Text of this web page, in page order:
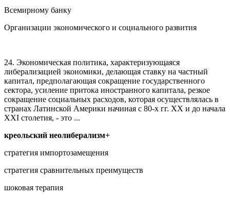
Всемирному банку
Организации экономического и социального развития
24. Экономическая политика, характеризующаяся
либерализацией экономики, делающая ставку на частный
капитал, предполагающая сокращение государственного
сектора, усиление притока иностранного капитала, резкое
сокращение социальных расходов, которая осуществлялась в
странах Латинской Америки начиная с 80-х гг. XX и до начала
XXI столетия, - это ...
креольский неолиберализм+
стратегия импортозамещения
стратегия сравнительных преимуществ
шоковая терапия